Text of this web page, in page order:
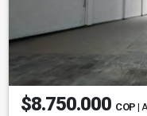
$8.750.000 COP |